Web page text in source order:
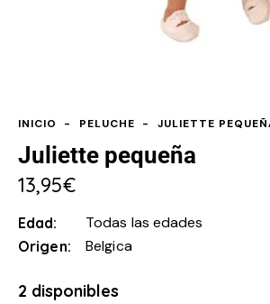
INICIO PELUCHE JULIETTE
Juliette pequeña
13,95€
Edad Todas las edades
Origen Belgica
2 disponibles